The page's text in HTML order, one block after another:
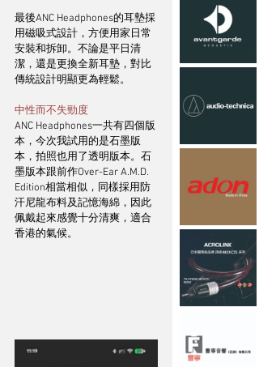
最後ANC Headphones的耳墊採
用磁吸式設計，方便用家日常
安裝和拆卸。不論是平日清
潔，還是更換全新耳墊，對比
傳統設計明顯更為輕鬆。
中性而不失勁度
ANC Headphones一共有四個版
本，今次我試用的是石墨版
本，拍照也用了透明版本。石
墨版本跟前作Over-Ear A.M.D.
Edition相當相似，同樣採用防
汗尼龍布料及記憶海綿，因此
佩戴起來感覺十分清爽，適合
香港的氣候。